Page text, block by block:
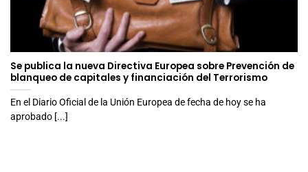
Se publica la nueva Directiva Europea sobre Prevención de
blanqueo de capitales y financiación del Terrorismo
En el Diario Oficial de la Unión Europea de fecha de hoy se ha
aprobado [...]